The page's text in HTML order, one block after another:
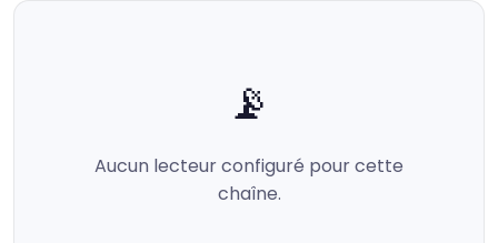
📡
Aucun lecteur configuré pour cette
chaîne.